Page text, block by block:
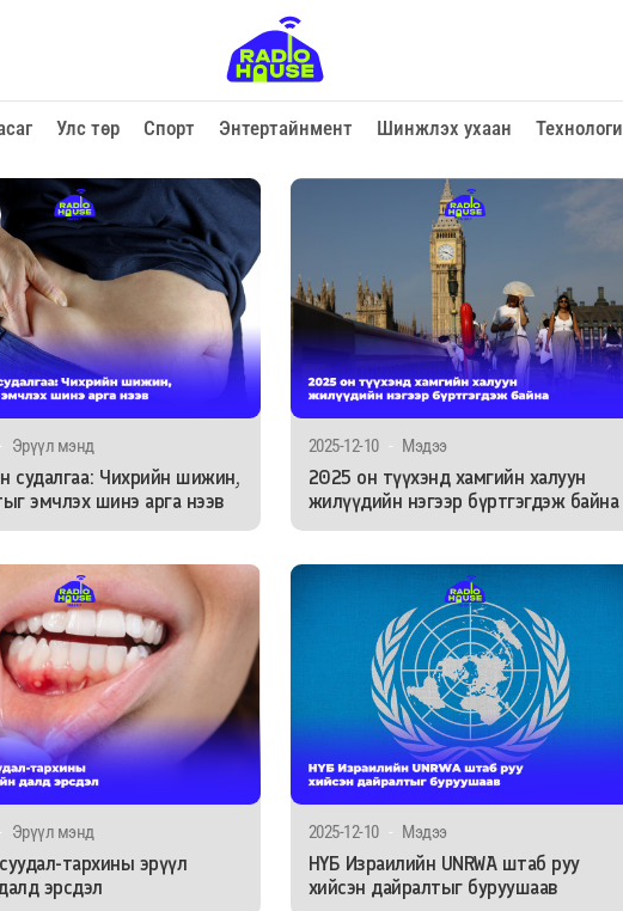
Улс төр Спорт Энтертайнмент Шинжлэх ухаан Технологи
- Эрүүл мэнд
судалгаа: Чихрийн шижин,
эмчлэх шинэ арга нээв
- Эрүүл мэнд
тархины эрүүл
эрсдэл
2025-12-10 - Мэдээ
2025 он түүхэнд хамгийн халуун
жилүүдийн нэгээр бүртгэгдэж байна
2025-12-10 - Мэдээ
НҮБ Израилийн UNRWA штаб руу
хийсэн дайралтыг буруушаав